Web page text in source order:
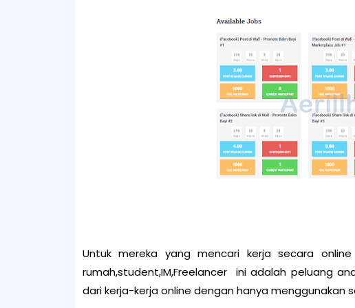
Untuk mereka yang mencari kerja secara
rumah,student,IM,Freelancer ini adalah peluang
dari kerja-kerja online dengan hanya menggunakan